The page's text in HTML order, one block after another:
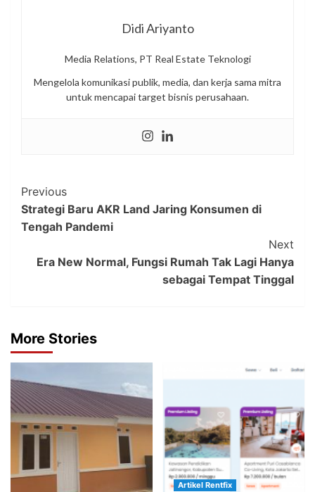
Didi Ariyanto
Media Relations, PT Real Estate Teknologi
Mengelola komunikasi publik, media, dan kerja sama mitra
untuk mencapai target bisnis perusahaan.
Post
Navigation
Previous
Strategi Baru AKR Land Jaring Konsumen di
Tengah Pandemi
Next
Era New Normal, Fungsi Rumah Tak Lagi Hanya
sebagai Tempat Tinggal
More Stories
Artikel Rentfix